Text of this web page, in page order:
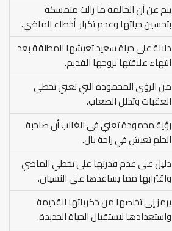
ينم عن أن الحالمة ما زالت متمسكة
بتحسين حياتها وعدم تكرار أخطاء الماضي.
دلالة على حياة سعيد تعيشها المطلقة بعد
انتهاء علاقتها بزوجها القديم.
من الرؤى المحمودة التي تعني تخطي
العقبات وتذلل الصعاب.
رؤية محمودة تعني في الغالب أن صاحبة
الحلم تعيش في راحة بال.
دليل على عدم قدرتها على تخطي الماضي
واقترابها مما يساعدها على النسيان.
يرمز إلى تخلصها من ذكرياتها القديمة
واستعدادها لاستقبال الحياة الجديدة.